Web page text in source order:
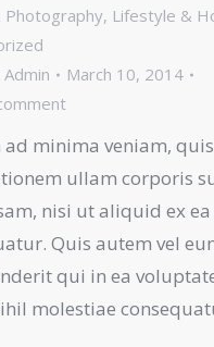
Photography, Lifestyle &
March 10, 2014
ad minima veniam,
ullam corporis
nisi ut aliquid ex
Quis autem vel
qui in ea
molestiae